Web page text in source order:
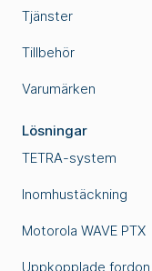
Tjänster
Tillbehör
Varumärken
Lösningar
TETRA-system
Inomhustäckning
Motorola WAVE PTX
Uppkopplade fordon